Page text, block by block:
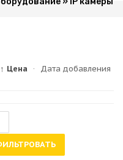
↑ Цена · Дата добавления